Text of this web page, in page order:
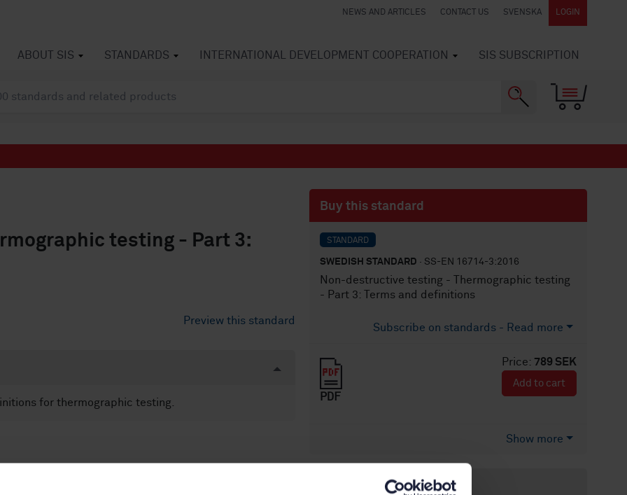
NEWS AND ARTICLES CONTACT US SVENSKA LOGIN
ABOUT SIS STANDARDS INTERNATIONAL DEVELOPMENT COOPERATION SIS SUBSCRIPTION
testing - Part 3:
Preview this standard
for thermographic testing.
Buy this standard
STANDARD
SWEDISH STANDARD · SS-EN 16714-3:2016
Non-destructive testing - Thermographic testing
- Part 3: Terms and definitions
Subscribe on standards - Read more
Price: 789 SEK
PDF
Add to cart
Show more
Product information